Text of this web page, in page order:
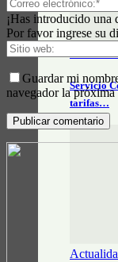
Servicio
tarifas…
¡Has introducido
Por favor ingrese su
Guardar mi
navegador la